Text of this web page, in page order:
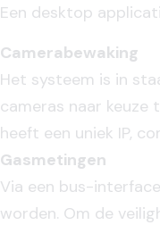
Een desktop
Camerabewaking
Het systeem is in
cameras naar keuze
heeft een uniek IP,
Gasmetingen
Via een bus-
worden. Om de